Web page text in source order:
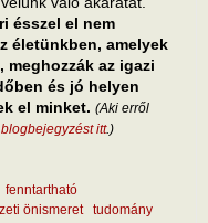
ésszel el nem
életünkben, amelyek
az igazi
és jó helyen
el minket. (Aki erről
itt.)
fenntartható
önismeret
tudomány